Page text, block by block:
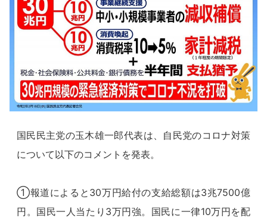
国民民主党の玉木雄一郎代表は、自民党のコロナ対策
について以下のコメントを発表。
①報道によると30万円給付の支給総額は3兆7500億
円。国民一人当たり3万円強。国民に一律10万円を配